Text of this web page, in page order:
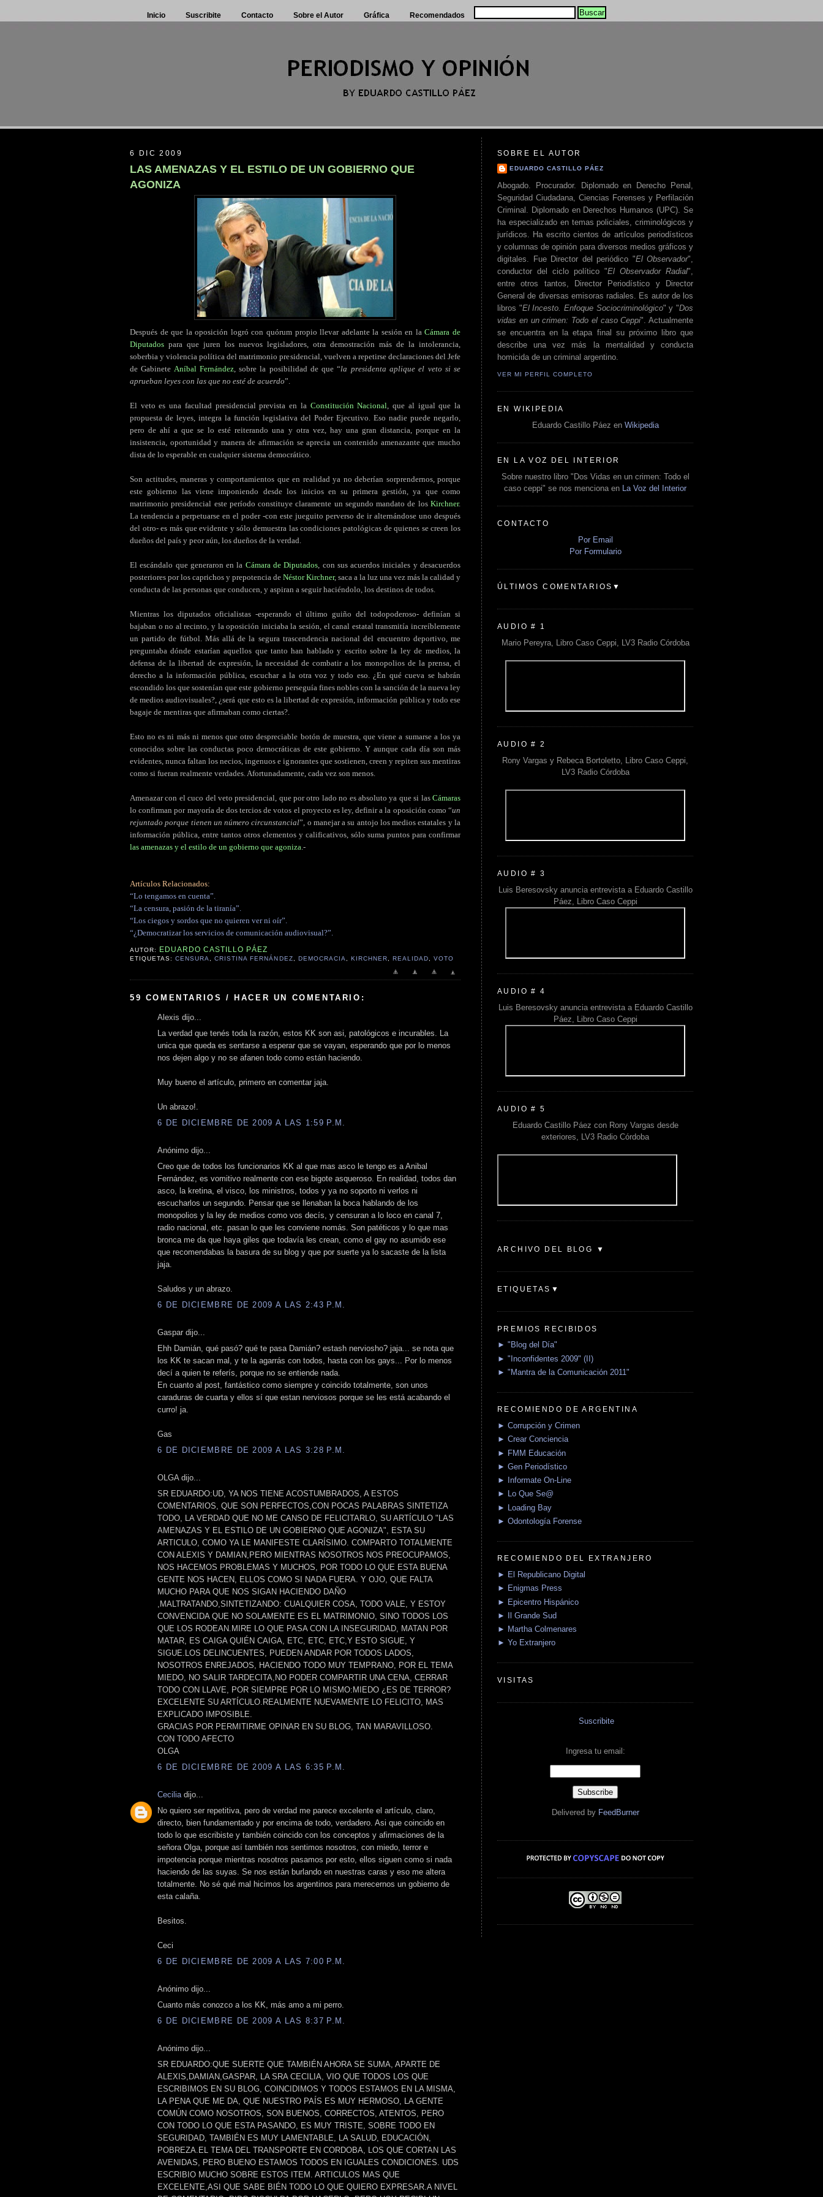
Inicio Suscribite Contacto Sobre el Autor Gráfica Recomendados
6 DIC 2009
LAS AMENAZAS Y EL ESTILO DE UN GOBIERNO QUE
AGONIZA
Después de que la oposición logró con quórum propio llevar adelante la sesión en laCámara de
Diputados para que juren los nuevos legisladores, otra demostración más de la intolerancia,
soberbia y violencia política del matrimonio presidencial, vuelven a repetirse declaraciones del Jefe
de Gabinete Aníbal Fernández, sobre la posibilidad de que “la presidenta aplique el veto si se
aprueban leyes con las que no esté de acuerdo”.
El veto es una facultad presidencial prevista en la Constitución Nacional, que al igual que la
propuesta de leyes, integra la función legislativa del Poder Ejecutivo. Eso nadie puede negarlo,
pero de ahí a que se lo esté reiterando una y otra vez, hay una gran distancia, porque en la
insistencia, oportunidad y manera de afirmación se aprecia un contenido amenazante que mucho
dista de lo esperable en cualquier sistema democrático.
Son actitudes, maneras y comportamientos que en realidad ya no deberían sorprendernos, porque
este gobierno las viene imponiendo desde los inicios en su primera gestión, ya que como
matrimonio presidencial este período constituye claramente un segundo mandato de los Kirchner.
La tendencia a perpetuarse en el poder -con este jueguito perverso de ir alternándose uno después
del otro- es más que evidente y sólo demuestra las condiciones patológicas de quienes se creen los
dueños del país y peor aún, los dueños de la verdad.
El escándalo que generaron en la Cámara de Diputados, con sus acuerdos iniciales y desacuerdos
posteriores por los caprichos y prepotencia de Néstor Kirchner, saca a la luz una vez más la calidad y
conducta de las personas que conducen, y aspiran a seguir haciéndolo, los destinos de todos.
Mientras los diputados oficialistas -esperando el último guiño del todopoderoso- definían si
bajaban o no al recinto, y la oposición iniciaba la sesión, el canal estatal transmitía increíblemente
un partido de fútbol. Más allá de la segura trascendencia nacional del encuentro deportivo, me
preguntaba dónde estarían aquellos que tanto han hablado y escrito sobre la ley de medios, la
defensa de la libertad de expresión, la necesidad de combatir a los monopolios de la prensa, el
derecho a la información pública, escuchar a la otra voz y todo eso. ¿En qué cueva se habrán
escondido los que sostenían que este gobierno perseguía fines nobles con la sanción de la nueva ley
de medios audiovisuales?, ¿será que esto es la libertad de expresión, información pública y todo ese
bagaje de mentiras que afirmaban como ciertas?.
Esto no es ni más ni menos que otro despreciable botón de muestra, que viene a sumarse a los ya
conocidos sobre las conductas poco democráticas de este gobierno. Y aunque cada día son más
evidentes, nunca faltan los necios, ingenuos e ignorantes que sostienen, creen y repiten sus mentiras
como si fueran realmente verdades. Afortunadamente, cada vez son menos.
Amenazar con el cuco del veto presidencial, que por otro lado no es absoluto ya que si las Cámaras
lo confirman por mayoría de dos tercios de votos el proyecto es ley, definir a la oposición como “un
rejuntado porque tienen un número circunstancial”, o manejar a su antojo los medios estatales y la
información pública, entre tantos otros elementos y calificativos, sólo suma puntos para confirmar
las amenazas y el estilo de un gobierno que agoniza.-
Artículos Relacionados:
“Lo tengamos en cuenta”.
“La censura, pasión de la tiranía”.
“Los ciegos y sordos que no quieren ver ni oír”.
“¿Democratizar los servicios de comunicación audiovisual?”.
AUTOR: EDUARDO CASTILLO PÁEZ
ETIQUETAS:CENSURA ,CRISTINA FERNÁNDEZ DEMOCRACIA KIRCHNER REALIDAD ,VOTO
59 COMENTARIOS / HACER UN COMENTARIO:
Alexis dijo...
La verdad que tenés toda la razón, estos KK son asi, patológicos e incurables. La
unica que queda es sentarse a esperar que se vayan, esperando que por lo menos
nos dejen algo y no se afanen todo como están haciendo.
Muy bueno el artículo, primero en comentar jaja.
Un abrazo!.
6 DE DICIEMBRE DE 2009 A LAS 1:59 P.M.
Anónimo dijo...
Creo que de todos los funcionarios KK al que mas asco le tengo es a Anibal
Fernández, es vomitivo realmente con ese bigote asqueroso. En realidad, todos dan
asco, la kretina, el visco, los ministros, todos y ya no soporto ni verlos ni
escucharlos un segundo. Pensar que se llenaban la boca hablando de los
monopolios y la ley de medios como vos decís, y censuran a lo loco en canal 7,
radio nacional, etc. pasan lo que les conviene nomás. Son patéticos y lo que mas
bronca me da que haya giles que todavía les crean, como el gay no asumido ese
que recomendabas la basura de su blog y que por suerte ya lo sacaste de la lista
jaja.
Saludos y un abrazo.
6 DE DICIEMBRE DE 2009 A LAS 2:43 P.M.
Gaspar dijo...
Ehh Damián, qué pasó? qué te pasa Damián? estash nerviosho? jaja... se nota que
los KK te sacan mal, y te la agarrás con todos, hasta con los gays... Por lo menos
decí a quien te referís, porque no se entiende nada.
En cuanto al post, fantástico como siempre y coincido totalmente, son unos
caraduras de cuarta y ellos sí que estan nerviosos porque se les está acabando el
curro! ja.
Gas
6 DE DICIEMBRE DE 2009 A LAS 3:28 P.M.
OLGA dijo...
SR EDUARDO:UD, YA NOS TIENE ACOSTUMBRADOS, A ESTOS
COMENTARIOS, QUE SON PERFECTOS,CON POCAS PALABRAS SINTETIZA
TODO, LA VERDAD QUE NO ME CANSO DE FELICITARLO, SU ARTÍCULO "LAS
AMENAZAS Y EL ESTILO DE UN GOBIERNO QUE AGONIZA", ESTA SU
ARTICULO, COMO YA LE MANIFESTE CLARÍSIMO. COMPARTO TOTALMENTE
CON ALEXIS Y DAMIAN,PERO MIENTRAS NOSOTROS NOS PREOCUPAMOS,
NOS HACEMOS PROBLEMAS Y MUCHOS, POR TODO LO QUE ESTA BUENA
GENTE NOS HACEN, ELLOS COMO SI NADA FUERA. Y OJO, QUE FALTA
MUCHO PARA QUE NOS SIGAN HACIENDO DAÑO
,MALTRATANDO,SINTETIZANDO: CUALQUIER COSA, TODO VALE, Y ESTOY
CONVENCIDA QUE NO SOLAMENTE ES EL MATRIMONIO, SINO TODOS LOS
QUE LOS RODEAN.MIRE LO QUE PASA CON LA INSEGURIDAD, MATAN POR
MATAR, ES CAIGA QUIÉN CAIGA, ETC, ETC, ETC,Y ESTO SIGUE, Y
SIGUE.LOS DELINCUENTES, PUEDEN ANDAR POR TODOS LADOS,
NOSOTROS ENREJADOS, HACIENDO TODO MUY TEMPRANO, POR EL TEMA
MIEDO, NO SALIR TARDECITA,NO PODER COMPARTIR UNA CENA, CERRAR
TODO CON LLAVE, POR SIEMPRE POR LO MISMO:MIEDO ¿ES DE TERROR?
EXCELENTE SU ARTÍCULO.REALMENTE NUEVAMENTE LO FELICITO, MAS
EXPLICADO IMPOSIBLE.
GRACIAS POR PERMITIRME OPINAR EN SU BLOG, TAN MARAVILLOSO.
CON TODO AFECTO
OLGA
6 DE DICIEMBRE DE 2009 A LAS 6:35 P.M.
Cecilia dijo...
No quiero ser repetitiva, pero de verdad me parece excelente el artículo, claro,
directo, bien fundamentado y por encima de todo, verdadero. Asi que coincido en
todo lo que escribiste y también coincido con los conceptos y afirmaciones de la
señora Olga, porque así también nos sentimos nosotros, con miedo, terror e
impotencia porque mientras nosotros pasamos por esto, ellos siguen como si nada
haciendo de las suyas. Se nos están burlando en nuestras caras y eso me altera
totalmente. No sé qué mal hicimos los argentinos para merecernos un gobierno de
esta calaña.
Besitos.
Ceci
6 DE DICIEMBRE DE 2009 A LAS 7:00 P.M.
Anónimo dijo...
Cuanto más conozco a los KK, más amo a mi perro.
6 DE DICIEMBRE DE 2009 A LAS 8:37 P.M.
Anónimo dijo...
SR EDUARDO:QUE SUERTE QUE TAMBIÉN AHORA SE SUMA, APARTE DE
ALEXIS,DAMIAN,GASPAR, LA SRA CECILIA, VIO QUE TODOS LOS QUE
ESCRIBIMOS EN SU BLOG, COINCIDIMOS Y TODOS ESTAMOS EN LA MISMA,
LA PENA QUE ME DA, QUE NUESTRO PAÍS ES MUY HERMOSO, LA GENTE
COMÚN COMO NOSOTROS, SON BUENOS, CORRECTOS, ATENTOS, PERO
CON TODO LO QUE ESTA PASANDO, ES MUY TRISTE, SOBRE TODO EN
SEGURIDAD, TAMBIÉN ES MUY LAMENTABLE, LA SALUD, EDUCACIÓN,
POBREZA.EL TEMA DEL TRANSPORTE EN CORDOBA, LOS QUE CORTAN LAS
AVENIDAS, PERO BUENO ESTAMOS TODOS EN IGUALES CONDICIONES. UDS
ESCRIBIO MUCHO SOBRE ESTOS ITEM. ARTICULOS MAS QUE
EXCELENTE,ASI QUE SABE BIÉN TODO LO QUE QUIERO EXPRESAR.A NIVEL
SOBRE EL AUTOR
EDUARDO CASTILLO PÁEZ
Abogado. Procurador. Diplomado en Derecho Penal,
Seguridad Ciudadana, Ciencias Forenses y Perfilación
Criminal. Diplomado en Derechos Humanos (UPC). Se
ha especializado en temas policiales, criminológicos y
jurídicos. Ha escrito cientos de artículos periodísticos
y columnas de opinión para diversos medios gráficos y
digitales. Fue Director del periódico "El Observador",
conductor del ciclo político "El Observador Radial",
entre otros tantos, Director Periodístico y Director
General de diversas emisoras radiales. Es autor de los
libros "El Incesto. Enfoque Sociocriminológico" y "Dos
vidas en un crimen: Todo el caso Ceppi". Actualmente
se encuentra en la etapa final su próximo libro que
describe una vez más la mentalidad y conducta
homicida de un criminal argentino.
VER MI PERFIL COMPLETO
EN WIKIPEDIA
Eduardo Castillo Páez en Wikipedia
EN LA VOZ DEL INTERIOR
Sobre nuestro libro "Dos Vidas en un crimen: Todo el
caso ceppi" se nos menciona en
La Voz del Interior
CONTACTO
Por Email
Por Formulario
ÚLTIMOS COMENTARIOS▼
AUDIO # 1
Mario Pereyra, Libro Caso Ceppi, LV3 Radio Córdoba
AUDIO # 2
Rony Vargas y Rebeca Bortoletto, Libro Caso Ceppi,
LV3 Radio Córdoba
AUDIO # 3
Luis Beresovsky anuncia entrevista a Eduardo Castillo
Páez, Libro Caso Ceppi
AUDIO # 4
Luis Beresovsky anuncia entrevista a Eduardo Castillo
Páez, Libro Caso Ceppi
AUDIO # 5
Eduardo Castillo Páez con Rony Vargas desde
exteriores, LV3 Radio Córdoba
ARCHIVO DEL BLOG ▼
ETIQUETAS▼
PREMIOS RECIBIDOS
► "Blog del Día"
► "Inconfidentes 2009" (II)
► "Mantra de la Comunicación 2011"
RECOMIENDO DE ARGENTINA
► Corrupción y Crimen
► Crear Conciencia
► FMM Educación
► Gen Periodístico
► Informate On-Line
► Lo Que Se@
► Loading Bay
► Odontología Forense
RECOMIENDO DEL EXTRANJERO
► El Republicano Digital
► Enigmas Press
► Epicentro Hispánico
► Il Grande Sud
► Martha Colmenares
► Yo Extranjero
VISITAS
Suscribite
Ingresa tu email:
Delivered by FeedBurner